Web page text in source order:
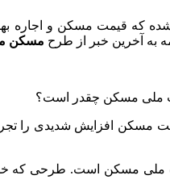
که قیمت مسکن و اجاره
به آخرین خبر از طرح مسکن
ملی مسکن چقدر است؟
مسکن افزایش شدیدی را
مسکن است. طرحی که خود